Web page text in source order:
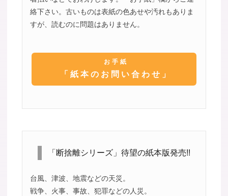
絡下さい。古いものは表紙の色あせや汚れもありま
すが、読むのに問題はありません。
お手紙
「紙本のお問い合わせ」
「断捨離シリーズ」待望の紙本版発売!!
台風、津波、地震などの天災。
戦争、火事、事故、犯罪などの人災。